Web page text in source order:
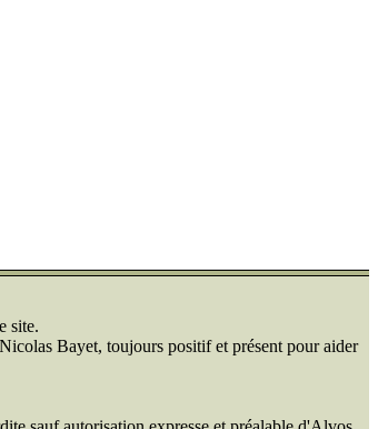
site.
Bayet, toujours positif et présent pour aider